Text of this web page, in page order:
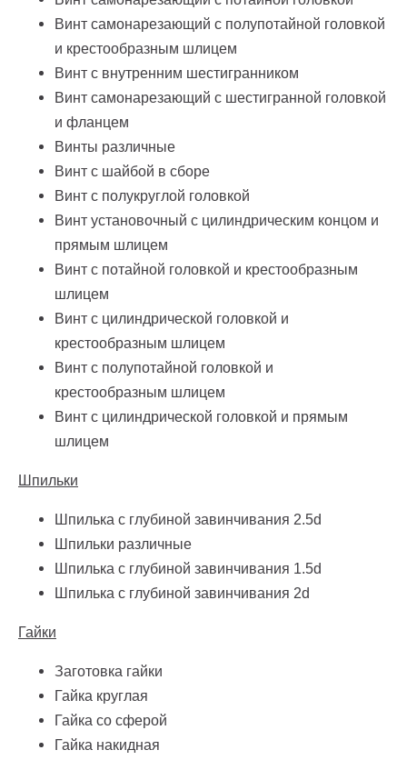
Винт самонарезающий с полупотайной головкой
и крестообразным шлицем
Винт с внутренним шестигранником
Винт самонарезающий с шестигранной головкой
и фланцем
Винты различные
Винт с шайбой в сборе
Винт с полукруглой головкой
Винт установочный с цилиндрическим концом и
прямым шлицем
Винт с потайной головкой и крестообразным
шлицем
Винт с цилиндрической головкой и
крестообразным шлицем
Винт с полупотайной головкой и
крестообразным шлицем
Винт с цилиндрической головкой и прямым
шлицем
Шпильки
Шпилька с глубиной завинчивания 2.5d
Шпильки различные
Шпилька с глубиной завинчивания 1.5d
Шпилька с глубиной завинчивания 2d
Гайки
Заготовка гайки
Гайка круглая
Гайка со сферой
Гайка накидная